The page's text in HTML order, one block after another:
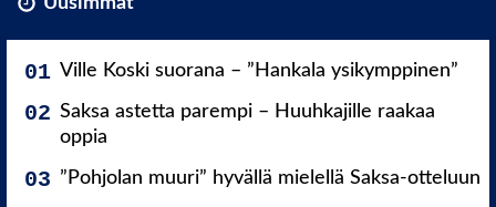
Ville Koski suorana – ”Hankala ysikymppinen”
Saksa astetta parempi – Huuhkajille raakaa
oppia
”Pohjolan muuri” hyvällä mielellä Saksa-otteluun